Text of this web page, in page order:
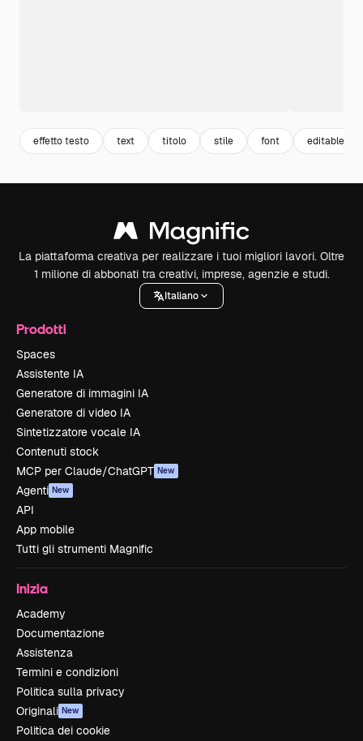
effetto testo text titolo stile font editable
La piattaforma creativa per realizzare i tuoi migliori lavori. Oltre
1 milione di abbonati tra creativi, imprese, agenzie e studi.
Italiano
Prodotti
Spaces
Assistente IA
Generatore di immagini IA
Generatore di video IA
Sintetizzatore vocale IA
Contenuti stock
MCP per Claude/ChatGPT New
Agenti New
API
App mobile
Tutti gli strumenti Magnific
Inizia
Academy
Documentazione
Assistenza
Termini e condizioni
Politica sulla privacy
Originali New
Politica dei cookie